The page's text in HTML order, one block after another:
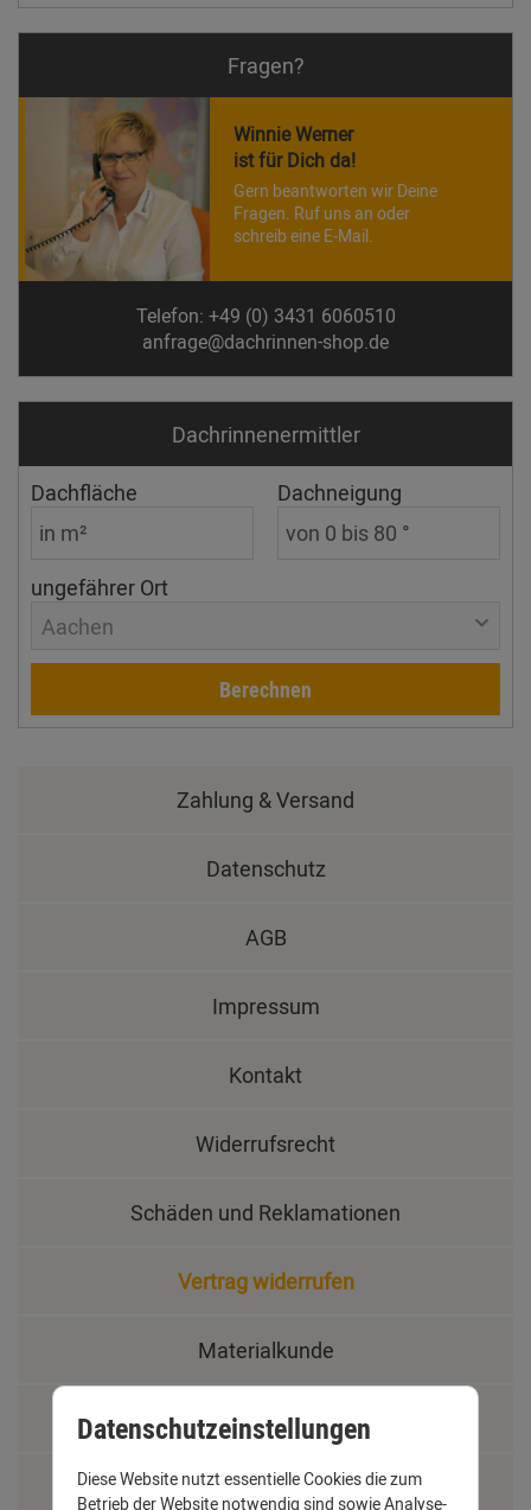
Fragen?
Winnie Werner
ist für Dich da!
Gern beantworten wir Deine
Fragen. Ruf uns an oder
schreib eine E-Mail.
Telefon: +49 (0) 3431 6060510
anfrage@dachrinnen-shop.de
Dachrinnen­ermittler
Dachfläche Dachneigung
ungefährer Ort
Aachen
Berechnen
Zahlung & Versand
Datenschutz
AGB
Impressum
Kontakt
Widerrufsrecht
Schäden und Reklamationen
Vertrag widerrufen
Materialkunde
Fachbegriffe
Jobs
Datenschutzeinstellungen
Diese Website nutzt essentielle Cookies die zum
Betrieb der Website notwendig sind sowie Analyse-